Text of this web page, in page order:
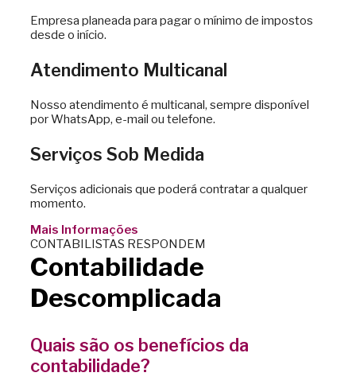
Empresa planeada para pagar o mínimo de impostos
desde o início.
Atendimento Multicanal
Nosso atendimento é multicanal, sempre disponível
por WhatsApp, e-mail ou telefone.
Serviços Sob Medida
Serviços adicionais que poderá contratar a qualquer
momento.
Mais Informações
CONTABILISTAS RESPONDEM
Contabilidade
Descomplicada
Quais são os benefícios da
contabilidade?